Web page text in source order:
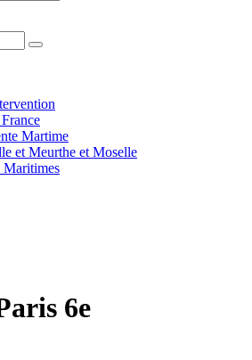
Martime
et Meurthe et Moselle
Maritimes
6e